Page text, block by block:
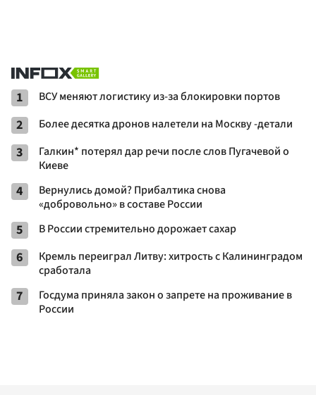
1 ВСУ меняют логистику из-за блокировки портов
2 Более десятка дронов налетели на Москву -детали
3
Галкин* потерял дар речи после слов Пугачевой о
Киеве
4
Вернулись домой? Прибалтика снова
«добровольно» в составе России
5 В России стремительно дорожает сахар
6
Кремль переиграл Литву: хитрость с Калининградом
сработала
7
Госдума приняла закон о запрете на проживание в
России